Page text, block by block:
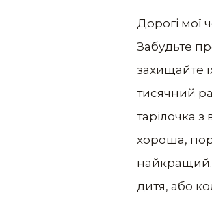
Дорогі мої
Забудьте
захищайте
тисячний
тарілочка
хороша,
найкращий.
дитя, або